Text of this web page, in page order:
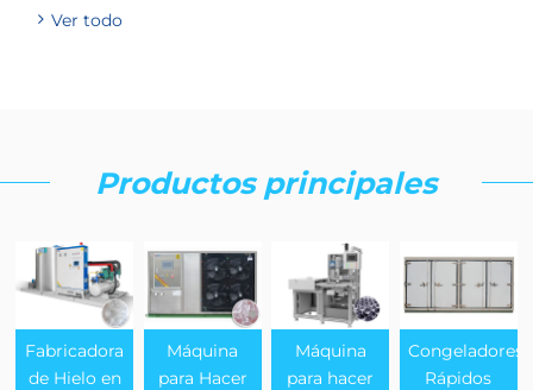
Ver todo
Productos principales
Fabricadora
de Hielo en
Máquina
para Hacer
Máquina
para hacer
Congeladores
Rápidos